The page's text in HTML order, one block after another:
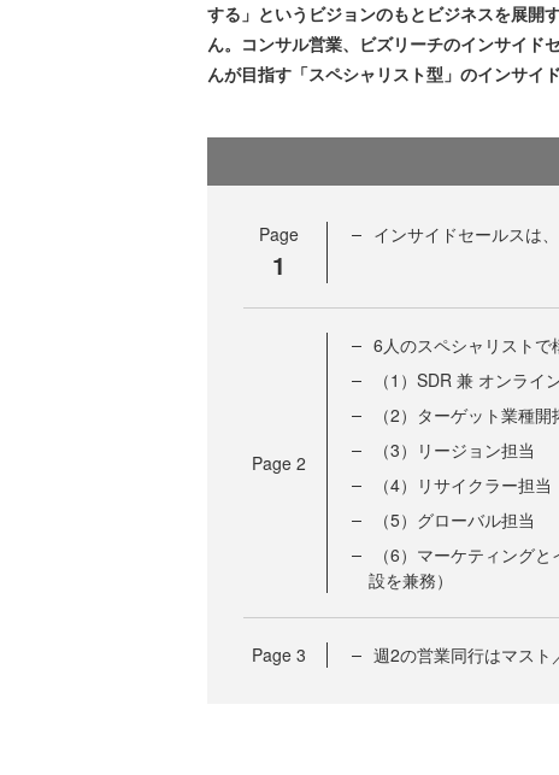
する」というビジョンのもとビジネスを展開
ん。コンサル営業、ビズリーチのインサイド
んが目指す「スペシャリスト型」のインサイ
Page
1
インサイドセールスは
Page 2
6人のスペシャリストで
（1）SDR 兼 オンライ
（2）ターゲット業種開
（3）リージョン担当
（4）リサイクラー担当
（5）グローバル担当
（6）マーケティング
設を兼務）
Page 3 週2の営業同行はマス